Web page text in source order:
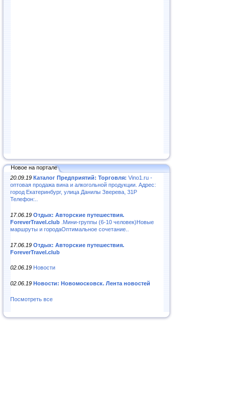
Новое на портале
20.09.19 Каталог Предприятий: Торговля: Vino1.ru -
оптовая продажа вина и алкогольной продукции. Адрес:
город Екатеринбург, улица Данилы Зверева, 31Р
Телефон:..
17.06.19 Отдых: Авторские путешествия.
ForeverTravel.club .Мини-группы (6-10 человек)Новые
маршруты и городаОптимальное сочетание..
17.06.19 Отдых: Авторские путешествия.
ForeverTravel.club
02.06.19 Новости
02.06.19 Новости: Новомосковск. Лента новостей
Посмотреть все